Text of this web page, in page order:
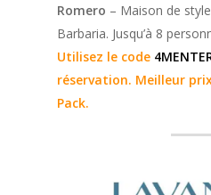
Romero – Maison de
Barbaria. Jusqu’à 8
Utilisez le code
réservation. Meilleur
Pack.